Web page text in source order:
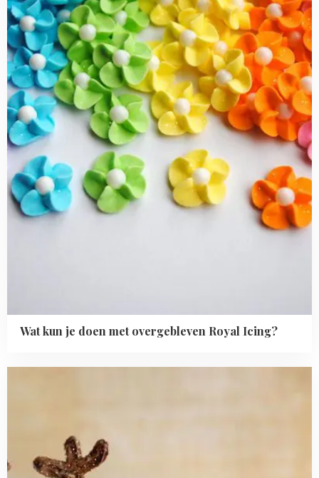
Wat kun je doen met overgebleven Royal Icing?
Wat
kun
je
doen
met
overgebleven
Royal
Icing?
marshmallow
pops